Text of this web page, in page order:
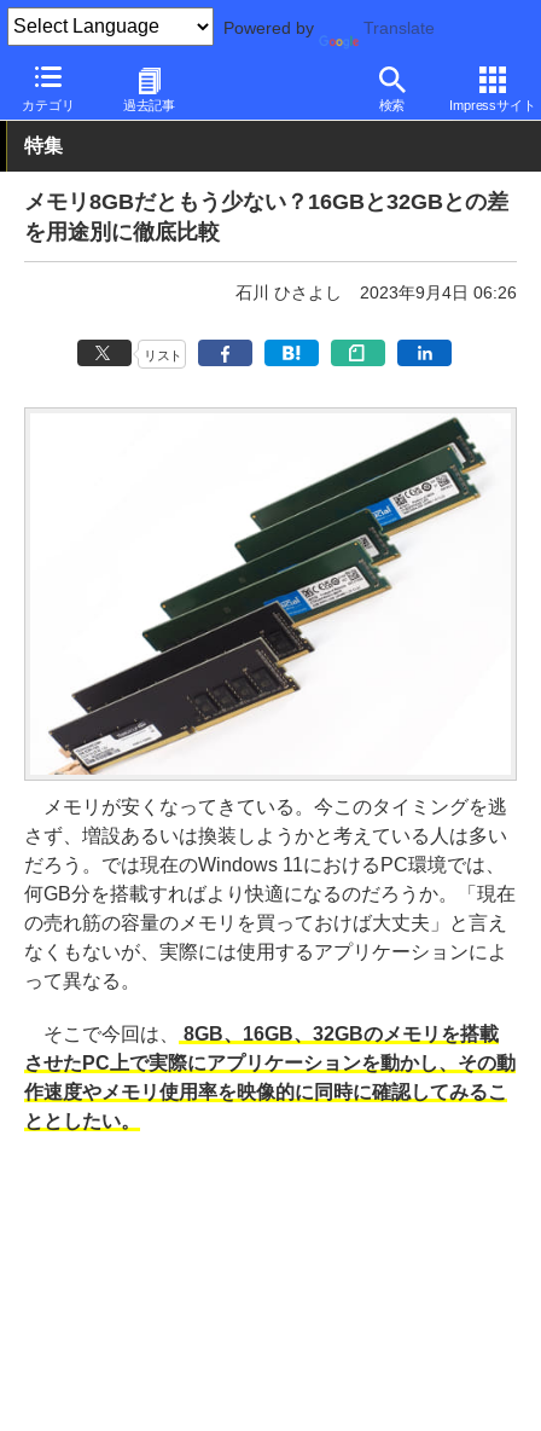
Powered by Translate
カテゴリ 過去記事 検索 Impressサイト
PC Watch 半導体/周辺機器 その他
特集
メモリ8GBだともう少ない？16GBと32GBとの差
を用途別に徹底比較
石川 ひさよし 2023年9月4日 06:26
リスト
メモリが安くなってきている。今このタイミングを逃
さず、増設あるいは換装しようかと考えている人は多い
だろう。では現在のWindows 11におけるPC環境では、
何GB分を搭載すればより快適になるのだろうか。「現在
の売れ筋の容量のメモリを買っておけば大丈夫」と言え
なくもないが、実際には使用するアプリケーションによ
って異なる。
そこで今回は、
8GB、16GB、32GBのメモリを搭載
させたPC上で実際にアプリケーションを動かし、その動
作速度やメモリ使用率を映像的に同時に確認してみるこ
ととしたい。